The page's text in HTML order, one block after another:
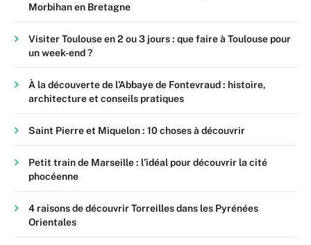
Morbihan en Bretagne
Visiter Toulouse en 2 ou 3 jours : que faire à Toulouse pour
un week-end ?
À la découverte de l’Abbaye de Fontevraud : histoire,
architecture et conseils pratiques
Saint Pierre et Miquelon : 10 choses à découvrir
Petit train de Marseille : l’idéal pour découvrir la cité
phocéenne
4 raisons de découvrir Torreilles dans les Pyrénées
Orientales